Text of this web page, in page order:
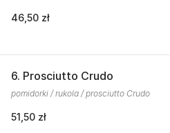
46,50 zł
6. Prosciutto Crudo
pomidorki / rukola / prosciutto Crudo
51,50 zł